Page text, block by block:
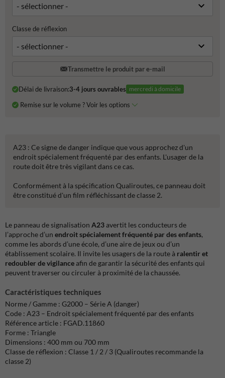
Classe de réflexion
Transmettre le produit par e-mail
Délai de livraison:3-4 jours ouvrables mercredi à domicile
Remise sur le volume ? Voir les options
A23 : Ce signe de danger indique que vous approchez d'un
endroit spécialement fréquenté par des enfants. L'usager de la
route doit être très vigilant dans ce cas.
Conformément à la spécification Qualiroutes, ce panneau doit
être constitué d'un film réfléchissant de classe 2.
Le panneau de signalisation A23avertit les conducteurs de
l’approche d’un endroit spécialement fréquenté par des enfants,
comme les abords d’une école, d’une aire de jeux ou d’un
établissement scolaire. Il invite les usagers de la route à ralentir et
redoubler de vigilanceafin de garantir la sécurité des enfants qui
peuvent traverser ou circuler à proximité de la chaussée.
Caractéristiques techniques
Norme / Gamme : G2000 – Série A (danger)
Code : A23 – Endroit spécialement fréquenté par des enfants
Référence article : FGAD.11860
Forme : Triangle
Dimensions : 400 mm ou 700 mm
Classe de réflexion : Classe 1 / 2 / 3 (Qualiroutes recommande la
classe 2)